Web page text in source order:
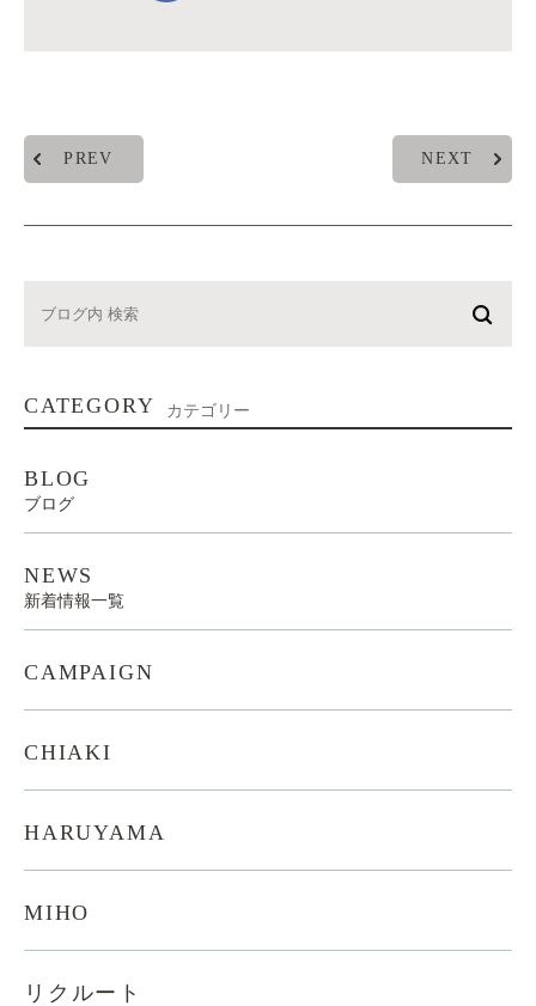
PREV NEXT
CATEGORY カテゴリー
BLOG
ブログ
NEWS
新着情報一覧
CAMPAIGN
CHIAKI
HARUYAMA
MIHO
リクルート